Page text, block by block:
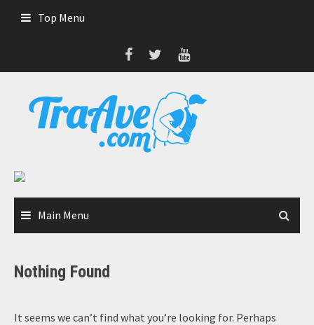
Top Menu
Main Menu
Nothing Found
It seems we can’t find what you’re looking for. Perhaps